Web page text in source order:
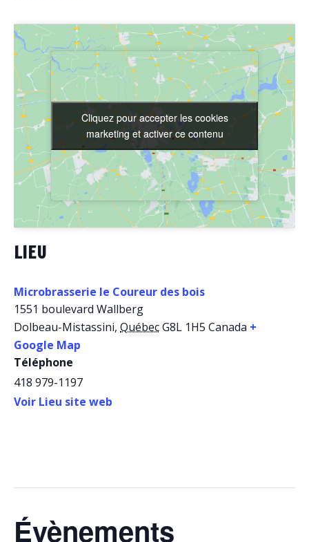
LIEU
Microbrasserie le Coureur des bois
1551 boulevard Wallberg
Dolbeau-Mistassini, QuébecG8L 1H5 Canada +
Google Map
Téléphone
418 979-1197
Voir Lieu site web
Cliquez pour accepter les cookies
marketing et activer ce contenu
Cliquez pour accepter les cookies
marketing et activer ce contenu
Évènements